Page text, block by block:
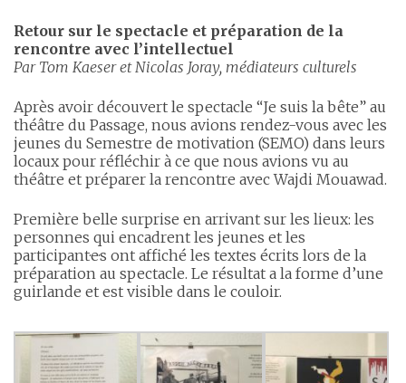
Retour sur le spectacle et préparation de la
rencontre avec l’intellectuel
Par Tom Kaeser et Nicolas Joray, médiateurs culturels
Après avoir découvert le spectacle “Je suis la bête” au
théâtre du Passage, nous avions rendez-vous avec les
jeunes du Semestre de motivation (SEMO) dans leurs
locaux pour réfléchir à ce que nous avions vu au
théâtre et préparer la rencontre avec Wajdi Mouawad.
Première belle surprise en arrivant sur les lieux: les
personnes qui encadrent les jeunes et les
participant·e·s ont affiché les textes écrits lors de la
préparation au spectacle. Le résultat a la forme d’une
guirlande et est visible dans le couloir.